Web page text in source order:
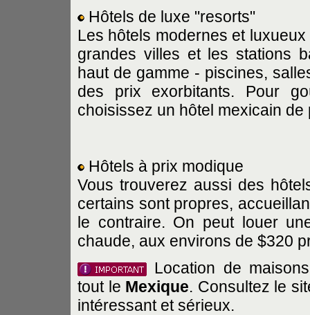
Hôtels de luxe "resorts"
Les hôtels modernes et
grandes villes et les stations
haut de gamme - piscines,
des prix exorbitants. Pour
choisissez un hôtel mexicain
Hôtels à prix modique
Vous trouverez aussi des
certains sont propres,
le contraire. On peut louer
chaude, aux environs de $320
Location de
tout le Mexique. Consultez le
intéressant et sérieux.